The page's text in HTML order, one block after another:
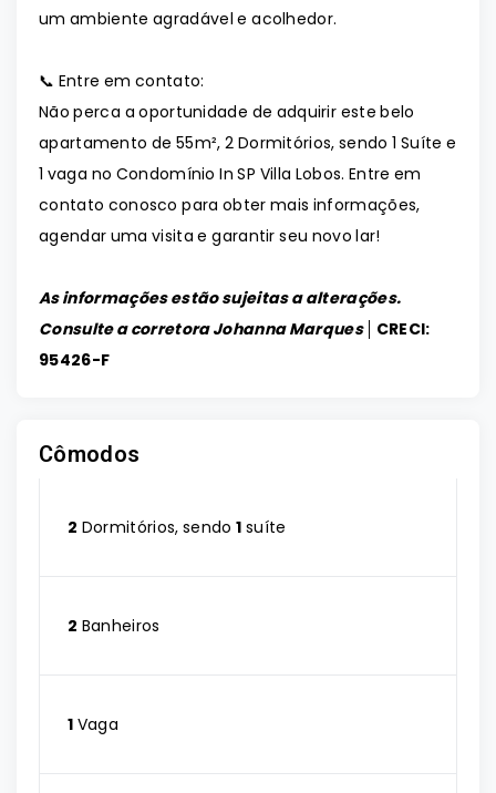
um ambiente agradável e acolhedor.
📞 Entre em contato:
Não perca a oportunidade de adquirir este belo
apartamento de 55m², 2 Dormitórios, sendo 1 Suíte e
1 vaga no Condomínio In SP Villa Lobos. Entre em
contato conosco para obter mais informações,
agendar uma visita e garantir seu novo lar!
As informações estão sujeitas a alterações.
Consulte a corretora Johanna Marques │ CRECI:
95426-F
Cômodos
2 Dormitórios, sendo1 suíte
2 Banheiros
1 Vaga